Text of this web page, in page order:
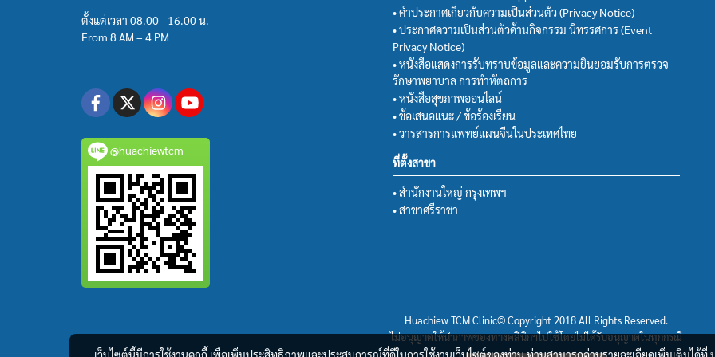
ตั้งแต่เวลา 08.00 - 16.00 น.
From 8 AM – 4 PM
@huachiewtcm
• คำประกาศเกี่ยวกับความเป็นส่วนตัว (Privacy Notice)
• ประกาศความเป็นส่วนตัวด้านกิจกรรม นิทรรศการ (Event
Privacy Notice)
• หนังสือแสดงการรับทราบข้อมูลและความยินยอมรับการตรวจ
รักษาพยาบาล การทำหัตถการ
• หนังสือสุขภาพออนไลน์
• ข้อเสนอแนะ / ข้อร้องเรียน
• วารสารการแพทย์แผนจีนในประเทศไทย
ที่ตั้งสาขา
• สำนักงานใหญ่ กรุงเทพฯ
• สาขาศรีราชา
Huachiew TCM Clinic© Copyright 2018 All Rights Reserved.
ไม่อนุญาตให้นำภาพของทางคลินิกฯไปใช้โดยไม่ได้รับอนุญาตในทุกกรณี